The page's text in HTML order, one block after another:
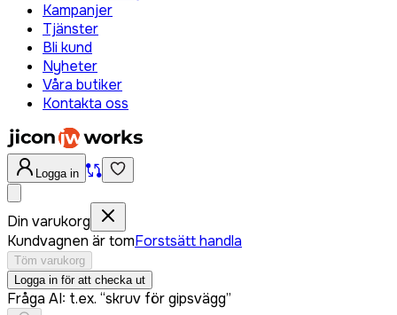
Kampanjer
Tjänster
Bli kund
Nyheter
Våra butiker
Kontakta oss
Logga in
Din varukorg
Kundvagnen är tomForstsätt handla
Töm varukorg
Logga in för att checka ut
Fråga AI: t.ex. “skruv för gipsvägg”